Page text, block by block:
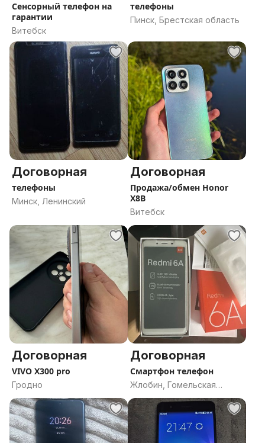
Сенсорный телефон на
гарантии
Витебск
телефоны
Пинск, Брестская область
Договорная
телефоны
Минск, Ленинский
Договорная
Продажа/обмен Honor
X8B
Витебск
Договорная
VIVO X300 pro
Гродно
Договорная
Смартфон телефон
Жлобин, Гомельская
область